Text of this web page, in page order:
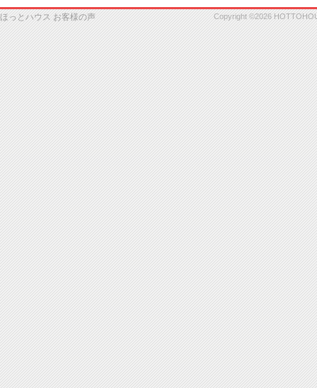
ほっとハウス お客様の声 Copyright ©2026